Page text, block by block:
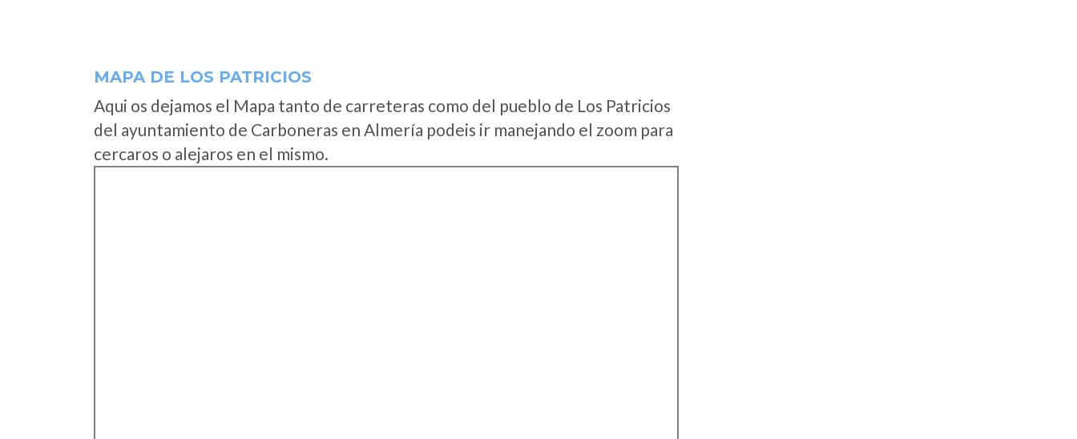
MAPA DE LOS PATRICIOS
Aqui os dejamos el Mapa tanto de carreteras como del pueblo de Los Patricios
del ayuntamiento de Carboneras en Almería podeis ir manejando el zoom para
cercaros o alejaros en el mismo.